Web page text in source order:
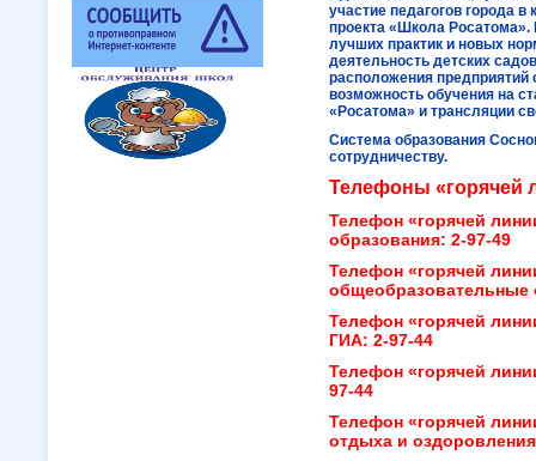
участие педагогов города
проекта «Школа Росатома».
лучших практик и новых
деятельность детских
расположения предприятий
возможность обучения на
«Росатома» и трансляции
Система образования
сотрудничеству.
Телефоны «горячей
Телефон «горячей
образования: 2-97-49
Телефон «горячей
общеобразовательные
Телефон «горячей
ГИА: 2-97-44
Телефон «горячей
97-44
Телефон «горячей
отдыха и